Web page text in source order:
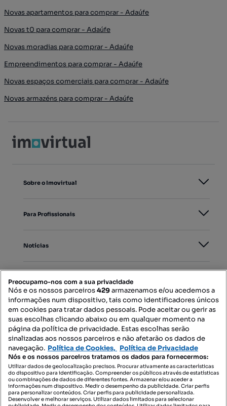
Novas apartamentos para comprar - Adaúfe
Novas t0 para comprar - Adaúfe
Novas moradias para comprar - Adaúfe
Empreendimentos para comprar - Adaúfe
Novas espaços comerciais para comprar - Adaúfe
Novas armazéns para comprar - Adaúfe
Sobre o Imovirtual
Para Profissionais
Notícias
Mapa do Site
Contacte-nos
SIGA-NOS:
Preocupamo-nos com a sua privacidade
Nós e os nossos parceiros429armazenamos e/ou acedemos a
informações num dispositivo, tais como identificadores únicos
em cookies para tratar dados pessoais. Pode aceitar ou gerir as
suas escolhas clicando abaixo ou em qualquer momento na
página da política de privacidade. Estas escolhas serão
sinalizadas aos nossos parceiros e não afetarão os dados de
navegação. Política de Cookies, Política de Privacidade
Nós e os nossos parceiros tratamos os dados para fornecermos:
Utilizar dados de geolocalização precisos. Procurar ativamente as características
do dispositivo para identificação. Compreender os públicos através de estatísticas
ou combinações de dados de diferentes fontes. Armazenar e/ou aceder a
informações num dispositivo. Medir o desempenho da publicidade. Criar perfis
para personalizar conteúdos. Criar perfis para publicidade personalizada.
Desenvolver e melhorar serviços. Utilizar dados limitados para selecionar